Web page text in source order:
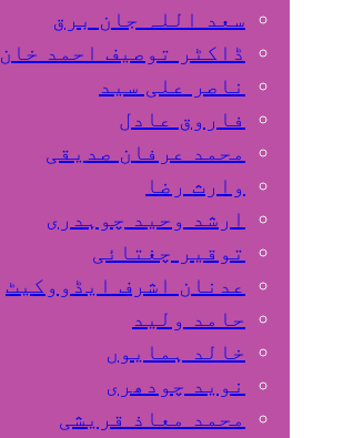
سعد اللہ جان برق
ڈاکٹر توصیف احمد خان
ناصر علی سید
فاروق عادل
محمد عرفان صدیقی
وارث رضا
ارشد وحید چوہدری
توقیر چغتائی
عدنان اشرف ایڈووکیٹ
حامد ولید
خالد ہمایوں
نوید چودھری
محمد معاذ قریشی